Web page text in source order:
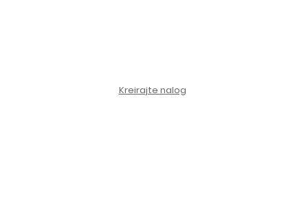
Kreirajte nalog